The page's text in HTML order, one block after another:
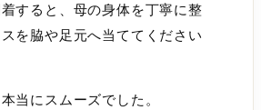
すると、母の身体を丁寧に整
を脇や足元へ当ててください
当にスムーズでした。